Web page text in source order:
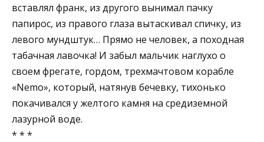
вставлял франк, из другого вынимал пачку
папирос, из правого глаза вытаскивал спичку, из
левого мундштук… Прямо не человек, а походная
табачная лавочка! И забыл мальчик наглухо о
своем фрегате, гордом, трехмачтовом корабле
«Nemo», который, натянув бечевку, тихонько
покачивался у желтого камня на средиземной
лазурной воде.
* * *